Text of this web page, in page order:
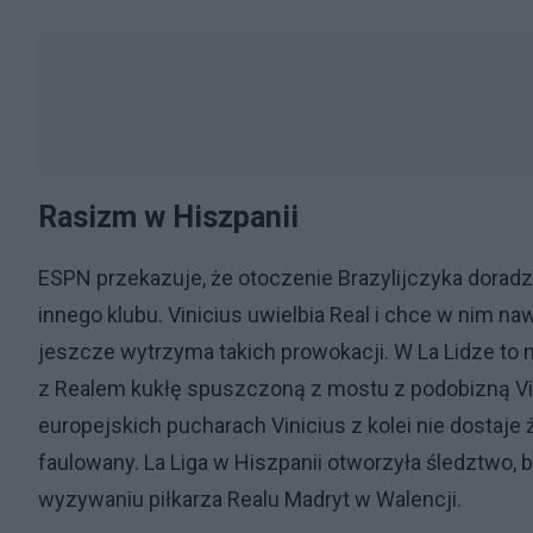
Rasizm w Hiszpanii
ESPN przekazuje, że otoczenie Brazylijczyka
innego klubu. Vinicius uwielbia Real i chce w nim
jeszcze wytrzyma takich prowokacji. W La Lidze
z Realem kukłę spuszczoną z mostu z podobizną
europejskich pucharach Vinicius z kolei nie
faulowany. La Liga w Hiszpanii otworzyła śledztwo,
wyzywaniu piłkarza Realu Madryt w Walencji.